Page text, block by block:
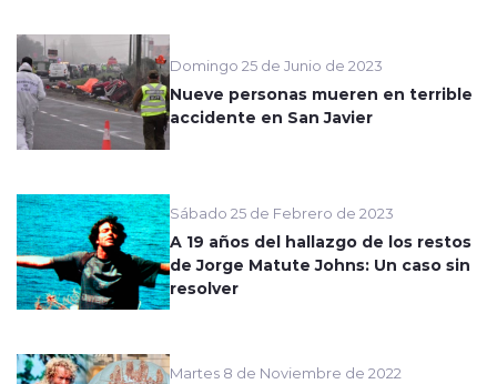
Domingo 25 de Junio de 2023
Nueve personas mueren en terrible
accidente en San Javier
Sábado 25 de Febrero de 2023
A 19 años del hallazgo de los restos
de Jorge Matute Johns: Un caso sin
resolver
Martes 8 de Noviembre de 2022